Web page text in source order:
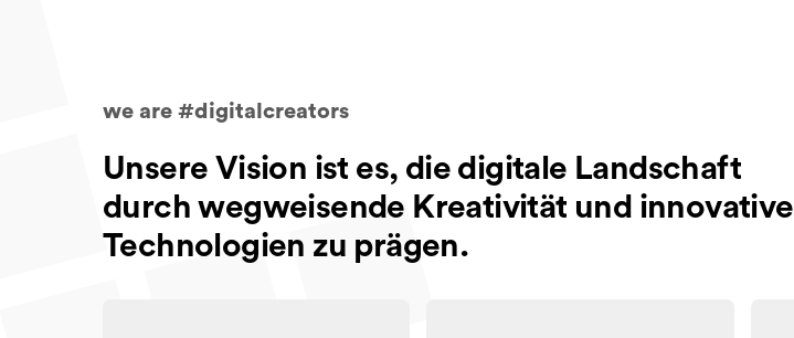
we are #digitalcreators
Unsere Vision ist es, die digitale Landschaft
durch wegweisende Kreativität und innovative
Technologien zu prägen.